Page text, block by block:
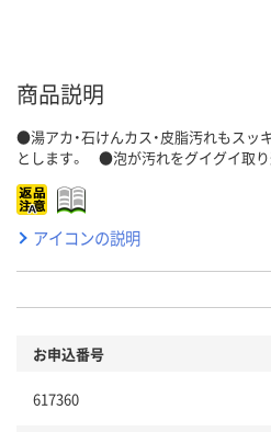
商品説明
●湯アカ・石けんカス・皮脂汚れもスッ
とします。 ●泡が汚れをグイグイ取り
アイコンの説明
お申込番号
617360